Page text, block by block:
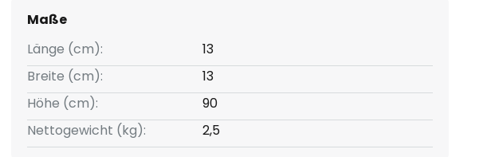
Maße
Länge (cm):
13
Breite (cm):
13
Höhe (cm):
90
Nettogewicht (kg):
2,5